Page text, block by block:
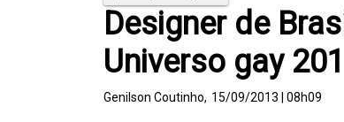
Designer de
Universo gay
Genilson Coutinho, 15/09/2013 | 08h09